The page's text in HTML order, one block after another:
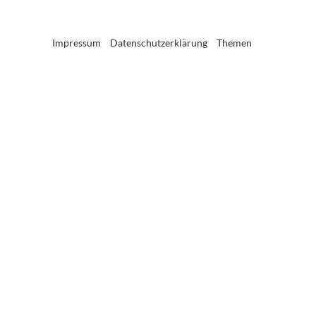
Impressum Datenschutzerklärung Themen